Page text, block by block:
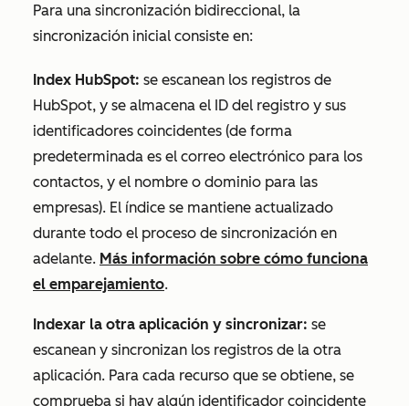
Para una sincronización bidireccional, la
sincronización inicial consiste en:
Index HubSpot: se escanean los registros de
HubSpot, y se almacena el ID del registro y sus
identificadores coincidentes (de forma
predeterminada es el correo electrónico para los
contactos, y el nombre o dominio para las
empresas). El índice se mantiene actualizado
durante todo el proceso de sincronización en
adelante. Más información sobre cómo funciona
el emparejamiento.
Indexar la otra aplicación y sincronizar: se
escanean y sincronizan los registros de la otra
aplicación. Para cada recurso que se obtiene, se
comprueba si hay algún identificador coincidente